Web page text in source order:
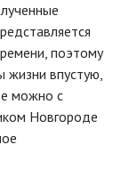
поэтому
жизни впустую,
можно с
Новгороде